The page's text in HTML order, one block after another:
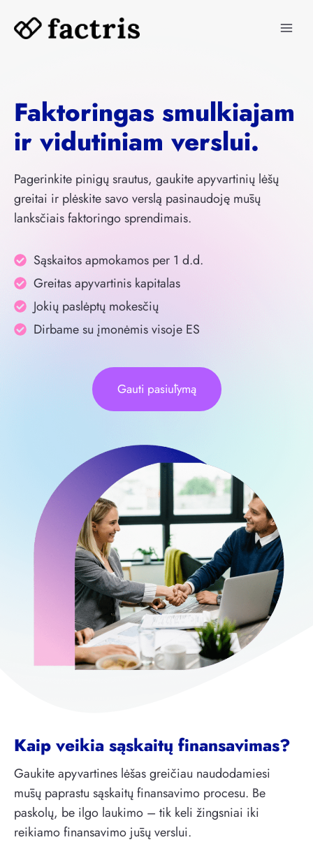
Faktoringas smulkiajam
ir vidutiniam verslui.
Pagerinkite pinigų srautus, gaukite apyvartinių lėšų
greitai ir plėskite savo verslą pasinaudoję mūsų
lanksčiais faktoringo sprendimais.
Sąskaitos apmokamos per 1 d.d.
Greitas apyvartinis kapitalas
Jokių paslėptų mokesčių
Dirbame su įmonėmis visoje ES
Gauti pasiūlymą
Kaip veikia sąskaitų finansavimas?
Gaukite apyvartines lėšas greičiau naudodamiesi
mūsų paprastu sąskaitų finansavimo procesu. Be
paskolų, be ilgo laukimo – tik keli žingsniai iki
reikiamo finansavimo jūsų verslui.